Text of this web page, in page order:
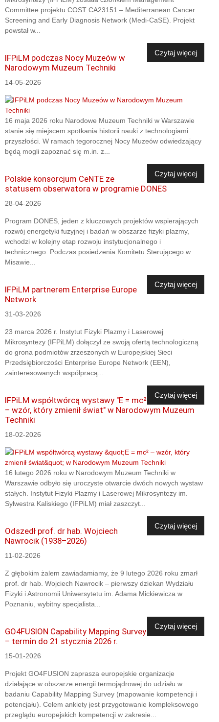
Committee projektu COST CA23151 – Mediterranean Cancer
Screening and Early Diagnosis Network (Medi-CaSE). Projekt
powstał w...
Czytaj więcej
IFPiLM podczas Nocy Muzeów w
Narodowym Muzeum Techniki
14-05-2026
16 maja 2026 roku Narodowe Muzeum Techniki w Warszawie
stanie się miejscem spotkania historii nauki z technologiami
przyszłości. W ramach tegorocznej Nocy Muzeów odwiedzający
będą mogli zapoznać się m.in. z...
Czytaj więcej
Polskie konsorcjum CeNTE ze
statusem obserwatora w programie DONES
28-04-2026
Program DONES, jeden z kluczowych projektów wspierających
rozwój energetyki fuzyjnej i badań w obszarze fizyki plazmy,
wchodzi w kolejny etap rozwoju instytucjonalnego i
technicznego. Podczas posiedzenia Komitetu Sterującego w
Misawie...
Czytaj więcej
IFPiLM partnerem Enterprise Europe
Network
31-03-2026
23 marca 2026 r. Instytut Fizyki Plazmy i Laserowej
Mikrosyntezy (IFPiLM) dołączył ze swoją ofertą technologiczną
do grona podmiotów zrzeszonych w Europejskiej Sieci
Przedsiębiorczości Enterprise Europe Network (EEN),
zainteresowanych współpracą...
Czytaj więcej
IFPiLM współtwórcą wystawy "E = mc²
– wzór, który zmienił świat" w Narodowym Muzeum
Techniki
18-02-2026
16 lutego 2026 roku w Narodowym Muzeum Techniki w
Warszawie odbyło się uroczyste otwarcie dwóch nowych wystaw
stałych. Instytut Fizyki Plazmy i Laserowej Mikrosyntezy im.
Sylwestra Kaliskiego (IFPiLM) miał zaszczyt...
Czytaj więcej
Odszedł prof. dr hab. Wojciech
Nawrocik (1938–2026)
11-02-2026
Z głębokim żalem zawiadamiamy, że 9 lutego 2026 roku zmarł
prof. dr hab. Wojciech Nawrocik – pierwszy dziekan Wydziału
Fizyki i Astronomii Uniwersytetu im. Adama Mickiewicza w
Poznaniu, wybitny specjalista...
Czytaj więcej
GO4FUSION Capability Mapping Survey
– termin do 21 stycznia 2026 r.
15-01-2026
Projekt GO4FUSION zaprasza europejskie organizacje
działające w obszarze energii termojądrowej do udziału w
badaniu Capability Mapping Survey (mapowanie kompetencji i
potencjału). Celem ankiety jest przygotowanie kompleksowego
przeglądu europejskich kompetencji w zakresie...